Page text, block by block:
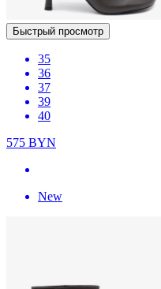
Быстрый просмотр
35
36
37
39
40
575 BYN
New